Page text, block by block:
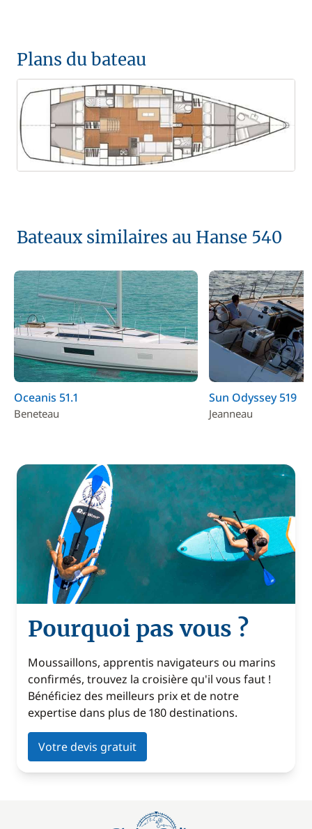
Plans du bateau
Bateaux similaires au Hanse 540
Oceanis 51.1
Beneteau
Sun Odyssey 519
Jeanneau
Pourquoi pas vous ?
Moussaillons, apprentis navigateurs ou marins
confirmés, trouvez la croisière qu'il vous faut !
Bénéficiez des meilleurs prix et de notre
expertise dans plus de 180 destinations.
Votre devis gratuit